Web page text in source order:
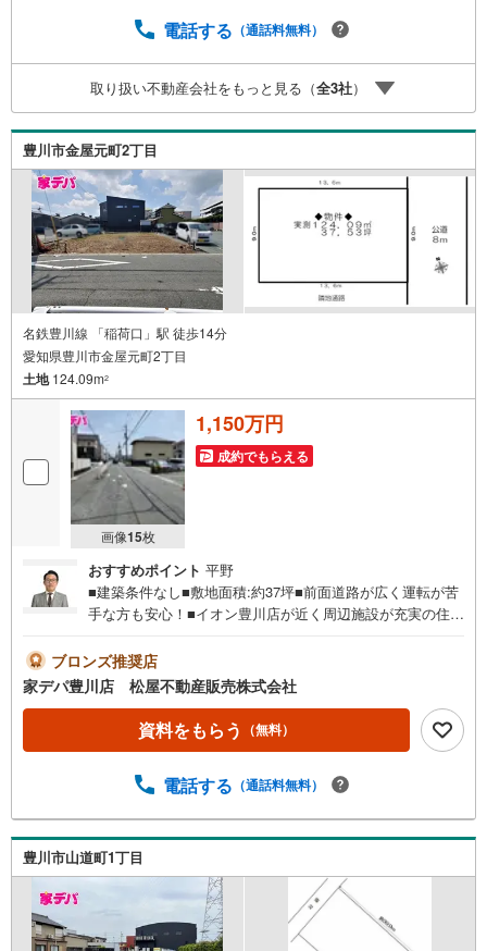
をご購入の際、約70％という多くの方々がリフォームを行
ます。ぜひご家族そろってご来場ください。・営業時間 午
前9時00分～午後6時30分 （定休日:水曜日）この時間帯は
お電話でのお問い合わせがスムーズにご案内できます。右
下の電話ボタンをタッチ！もしくはお気軽にお電話くださ
い。
電話する （通話料無料）
取り扱い不動産会社をもっと見る（全3社）
豊川市金屋元町2丁目
名鉄豊川線 「稲荷口」駅 徒歩14分
愛知県豊川市金屋元町2丁目
土地124.09m2
画像15枚
1,150万円
成約でもらえる
おすすめポイント 平野
■建築条件なし■敷地面積:約37坪■前面道路が広く運転が苦
手な方も安心！■イオン豊川店が近く周辺施設が充実の住環
ン豊川店」まで徒歩3分！■閑静な住宅地で小さいお子様の
いるご家庭も安心●家デパ 松屋不動産販売 のつよみ●・豊
橋市・豊川市・知立市・浜松市の4店舗営業中！三河エリ
ア・遠州エリアの物件ならおまかせください。新築戸建、
中古戸建、中古マンション、土地をお客様のご希望に合わ
数！中古物件をご購入の際、約70％という多くの方々がリ
用意しております。ぜひご家族そろってご来場くださ
い。・営業時間 午前9時00分～午後6時30分 （定休日:水曜
日）この時間帯はお電話でのお問い合わせがスムーズにご
案内できます。右下の電話ボタンをタッチ！もしくはお気
軽にお電話ください。
ブロンズ推奨店
家デパ豊川店 松屋不動産販売株式会社
資料をもらう （無料）
電話する （通話料無料）
豊川市山道町1丁目